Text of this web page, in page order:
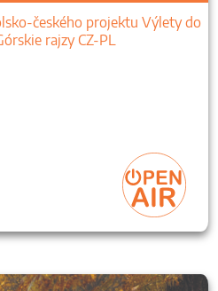
českého projektu Výlety do
rajzy CZ-PL